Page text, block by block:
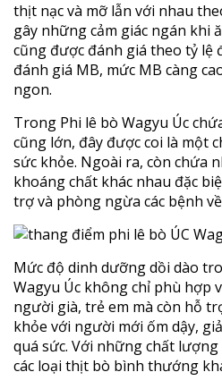
thịt nạc và mỡ lẫn với nhau
gây những cảm giác ngán khi
cũng được đánh giá theo tỷ lệ
đánh giá MB, mức MB càng
ngon.
Trong Phi lê bò Wagyu Úc
cũng lớn, đây được coi là một
sức khỏe. Ngoài ra, còn chứa
khoáng chất khác nhau đặc
trợ và phòng ngừa các bệnh
Mức độ dinh dưỡng dồi dào
Wagyu Úc không chỉ phù hợp
người già, trẻ em mà còn hỗ
khỏe với người mới ốm dậy,
quá sức. Với những chất
các loại thịt bò bình thướng